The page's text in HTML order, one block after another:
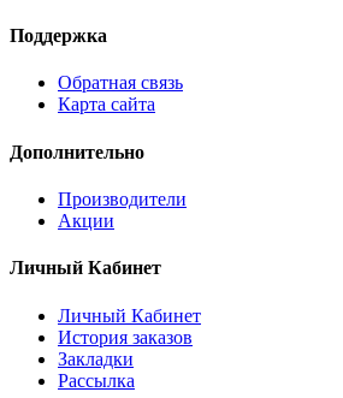
Поддержка
Обратная связь
Карта сайта
Дополнительно
Производители
Акции
Личный Кабинет
Личный Кабинет
История заказов
Закладки
Рассылка